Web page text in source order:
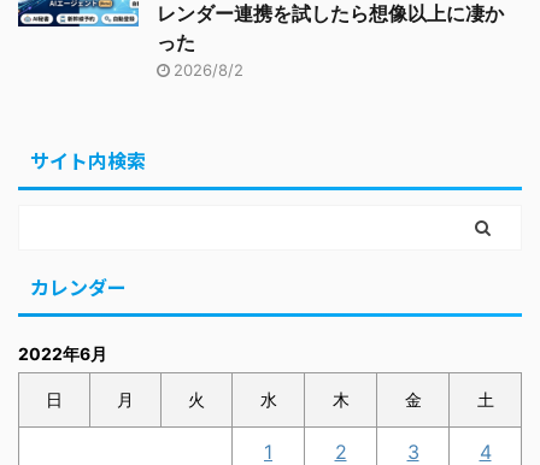
レンダー連携を試したら想像以上に凄か
った
2026/8/2
サイト内検索
カレンダー
2022年6月
日 月 火 水 木 金 土
1 2 3 4